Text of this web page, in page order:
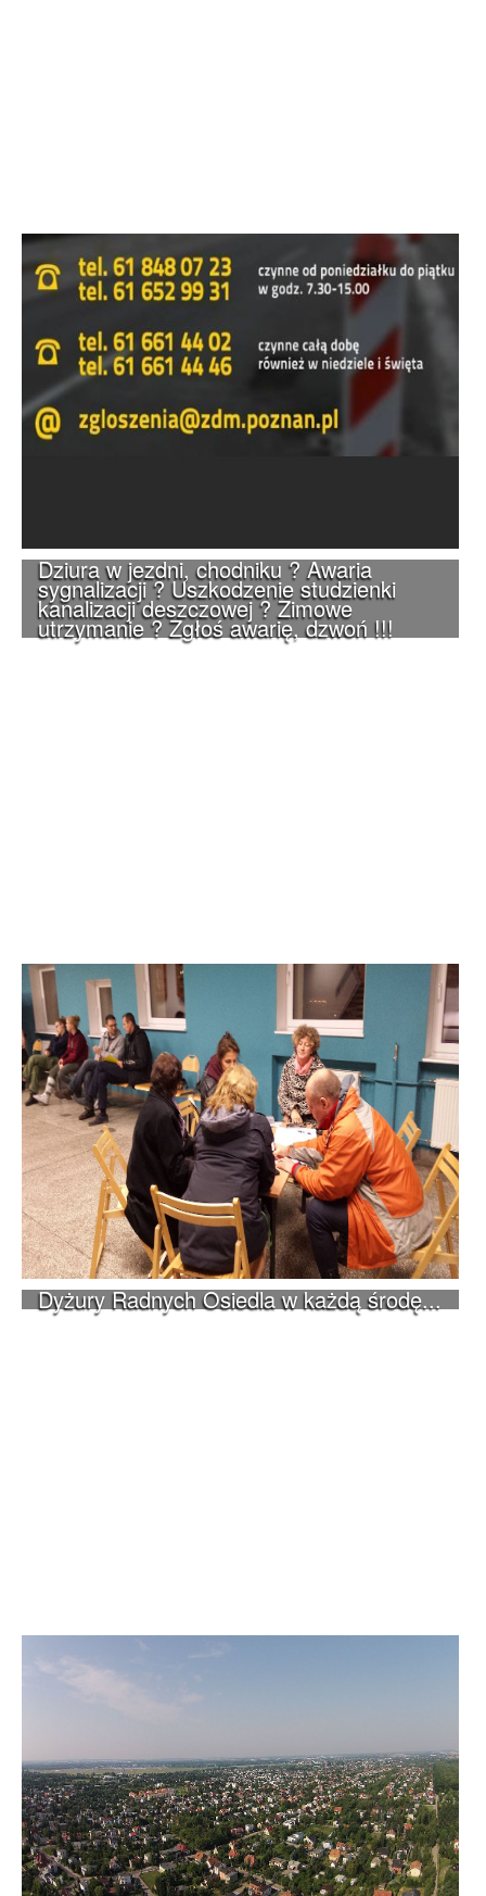
Dziura w jezdni, chodniku ? Awaria
sygnalizacji ? Uszkodzenie studzienki
kanalizacji deszczowej ? Zimowe
utrzymanie ? Zgłoś awarię, dzwoń !!!
Dyżury Radnych Osiedla w każdą środę...